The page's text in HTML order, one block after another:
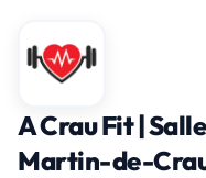
A Crau Fit |
Martin-de-